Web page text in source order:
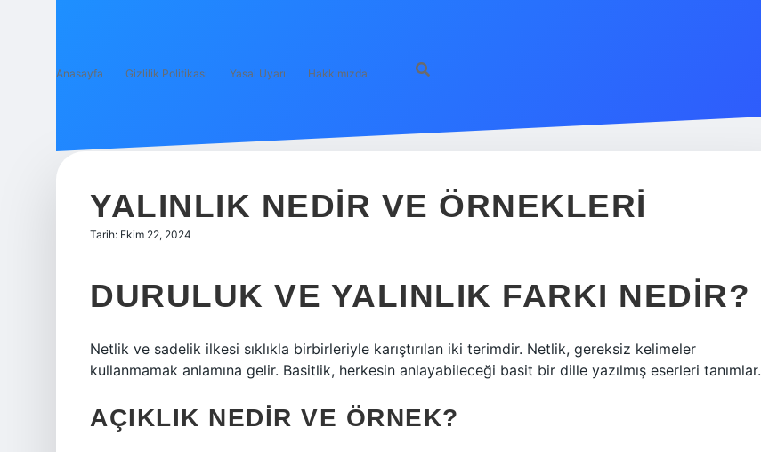
Anasayfa Gizlilik Politikası Yasal Uyarı Hakkımızda
YALINLIK NEDIR VE ÖRNEKLERI
Tarih: Ekim 22, 2024
DURULUK VE YALINLIK FARKI NEDIR?
Netlik ve sadelik ilkesi sıklıkla birbirleriyle karıştırılan iki terimdir. Netlik, gereksiz kelimeler
kullanmamak anlamına gelir. Basitlik, herkesin anlayabileceği basit bir dille yazılmış eserleri tanımlar.
AÇIKLIK NEDIR VE ÖRNEK?